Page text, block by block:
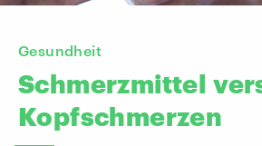
Gesundheit
Schmerzmittel
Kopfschmerzen